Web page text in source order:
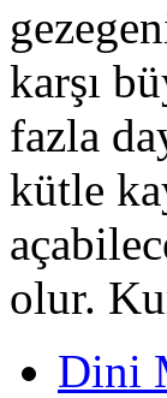
karşı
fazla
kütle
olur.
Dini